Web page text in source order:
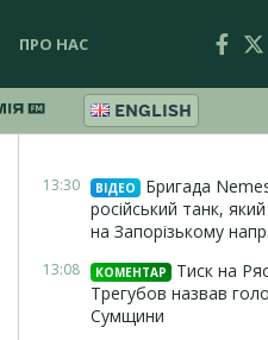
ПРО НАС
ENGLISH
13:30 ВІДЕО
Бригада
російський танк,
на Запорізькому
13:08 КОМЕНТАР
Тиск на
Трегубов назвав
Сумщини